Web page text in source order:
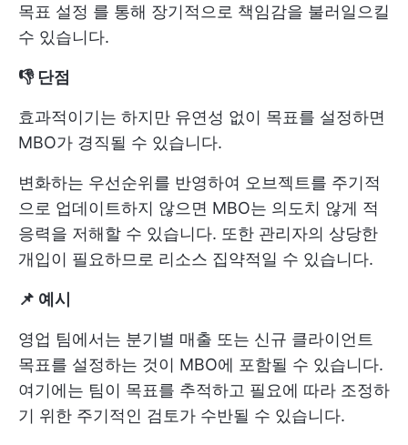
목표 설정 를 통해 장기적으로 책임감을 불러일으킬
수 있습니다.
👎 단점
효과적이기는 하지만 유연성 없이 목표를 설정하면
MBO가 경직될 수 있습니다.
변화하는 우선순위를 반영하여 오브젝트를 주기적
으로 업데이트하지 않으면 MBO는 의도치 않게 적
응력을 저해할 수 있습니다. 또한 관리자의 상당한
개입이 필요하므로 리소스 집약적일 수 있습니다.
📌 예시
영업 팀에서는 분기별 매출 또는 신규 클라이언트
목표를 설정하는 것이 MBO에 포함될 수 있습니다.
여기에는 팀이 목표를 추적하고 필요에 따라 조정하
기 위한 주기적인 검토가 수반될 수 있습니다.